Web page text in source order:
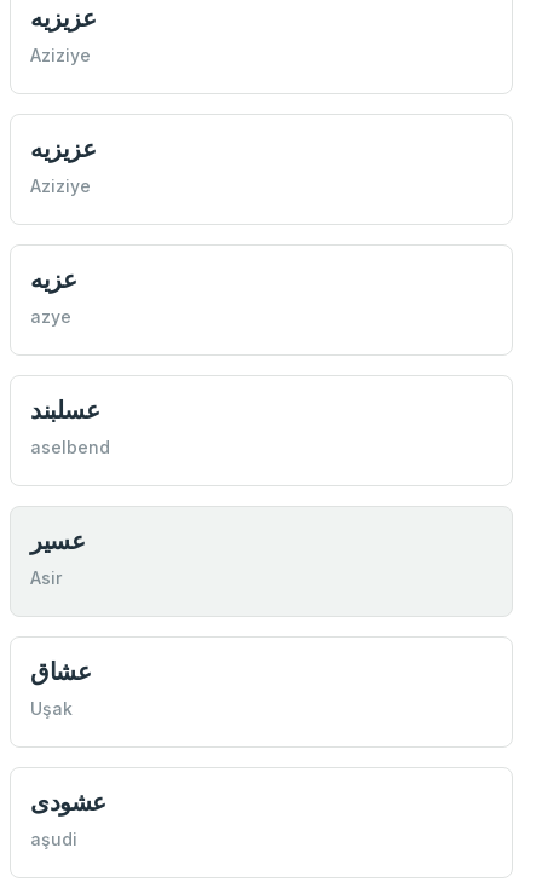
عزيزيه
Aziziye
عزيزيه
Aziziye
عزيه
azye
عسلبند
aselbend
عسير
Asir
عشاق
Uşak
عشودی
aşudi